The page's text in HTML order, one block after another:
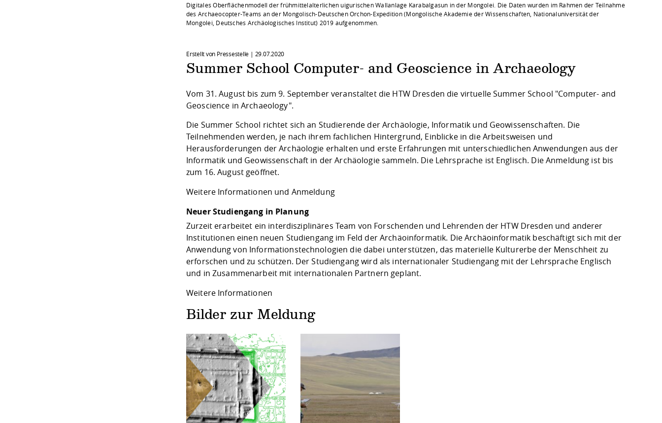
Digitales Oberflächenmodell der frühmittelalterlichen uigurischen Wallanlage Karabalgasun in der Mongolei. Die Daten wurden im Rahmen der Teilnahme
des Archaeocopter-Teams an der Mongolisch-Deutschen Orchon-Expedition (Mongolische Akademie der Wissenschaften, Nationaluniversität der
Mongolei, Deutsches Archäologisches Institut) 2019 aufgenommen.
Erstellt von Pressestelle | 29.07.2020
Summer School Computer- and Geoscience in Archaeology
Vom 31. August bis zum 9. September veranstaltet die HTW Dresden die virtuelle Summer School "Computer- and
Geoscience in Archaeology".
Die Summer School richtet sich an Studierende der Archäologie, Informatik und Geowissenschaften. Die
Teilnehmenden werden, je nach ihrem fachlichen Hintergrund, Einblicke in die Arbeitsweisen und
Herausforderungen der Archäologie erhalten und erste Erfahrungen mit unterschiedlichen Anwendungen aus der
Informatik und Geowissenschaft in der Archäologie sammeln. Die Lehrsprache ist Englisch. Die Anmeldung ist bis
zum 16. August geöffnet.
Weitere Informationen und Anmeldung
Neuer Studiengang in Planung
Zurzeit erarbeitet ein interdisziplinäres Team von Forschenden und Lehrenden der HTW Dresden und anderer
Institutionen einen neuen Studiengang im Feld der Archäoinformatik. Die Archäoinformatik beschäftigt sich mit der
Anwendung von Informationstechnologien die dabei unterstützen, das materielle Kulturerbe der Menschheit zu
erforschen und zu schützen. Der Studiengang wird als internationaler Studiengang mit der Lehrsprache Englisch
und in Zusammenarbeit mit internationalen Partnern geplant.
Weitere Informationen
Bilder zur Meldung